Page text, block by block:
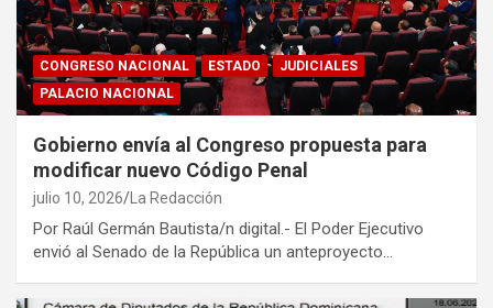
CONGRESO NACIONAL ESTADO
JUDICIALES
PALACIO NACIONAL
Gobierno envía al Congreso propuesta para
modificar nuevo Código Penal
julio 10, 2026 La Redacción
Por Raúl Germán Bautista/n digital.- El Poder Ejecutivo
envió al Senado de la República un anteproyecto…